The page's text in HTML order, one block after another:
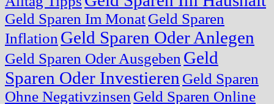
Geld Sparen Im MonatGeld Sparen
Inflation Geld Sparen Oder Anlegen
Geld Sparen Oder Ausgeben Geld
Sparen Oder Investieren Geld Sparen
Ohne Negativzinsen Geld Sparen Online